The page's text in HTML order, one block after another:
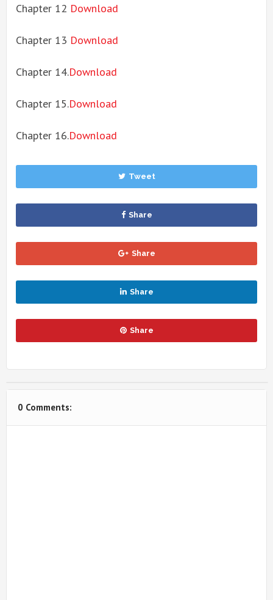
Chapter 12 Download
Chapter 13 Download
Chapter 14.Download
Chapter 15.Download
Chapter 16.Download
Tweet
Share
Share
Share
Share
0 Comments: